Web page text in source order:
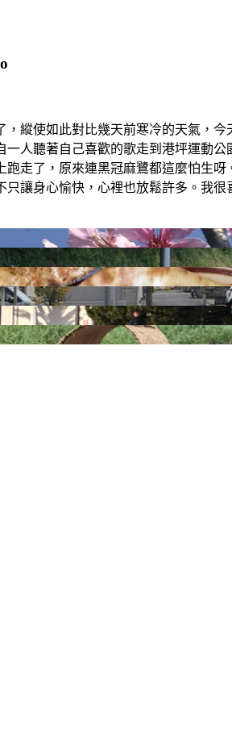
縱使如此對比幾天前寒冷的天氣，今
人聽著自己喜歡的歌走到港坪運動
走了，原來連黑冠麻鷺都這麼怕生呀
讓身心愉快，心裡也放鬆許多。我